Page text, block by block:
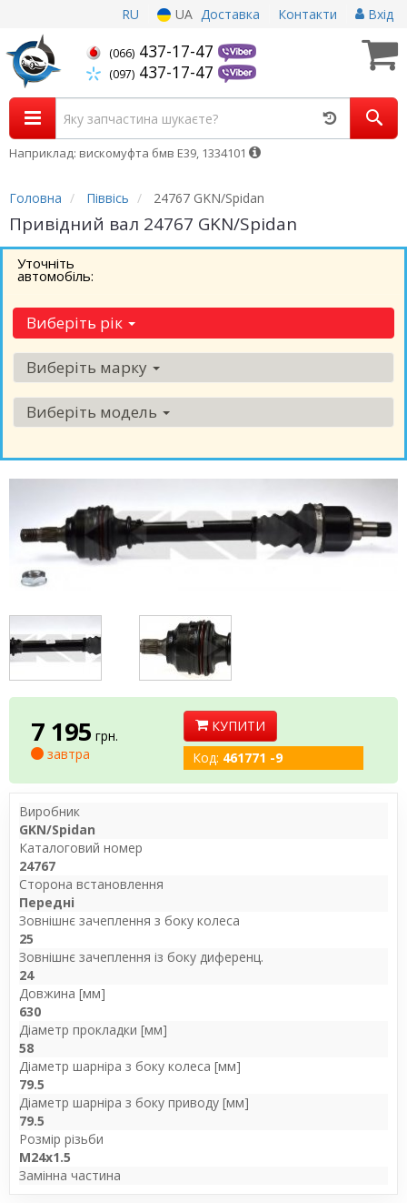
RU UA Доставка Контакти Вхід
(066) 437-17-47
(097) 437-17-47
Наприклад: вискомуфта бмв Е39, 1334101
Головна Піввісь 24767 GKN/Spidan
Привідний вал 24767 GKN/Spidan
Уточніть
автомобіль:
Виберіть рік
Виберіть марку
Виберіть модель
7 195 грн.
завтра
КУПИТИ
Код: 461771 -9
Виробник
GKN/Spidan
Каталоговий номер
24767
Сторона встановлення
Передні
Зовнішнє зачеплення з боку колеса
25
Зовнішнє зачеплення із боку диференц.
24
Довжина [мм]
630
Діаметр прокладки [мм]
58
Діаметр шарніра з боку колеса [мм]
79.5
Діаметр шарніра з боку приводу [мм]
79.5
Розмір різьби
M24x1.5
Замінна частина